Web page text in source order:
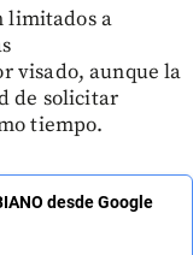
limitados a
visado, aunque la
de solicitar
tiempo.
desde Google